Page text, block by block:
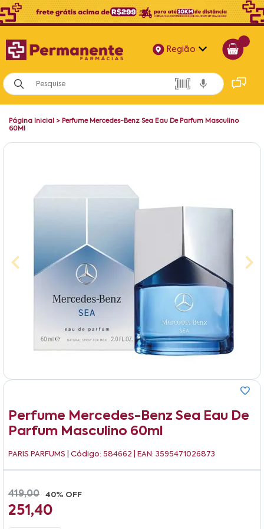
Região
Alagoas
Bahia
Página Inicial > Perfume Mercedes-Benz Sea Eau De Parfum Masculino
60Ml
Perfume Mercedes-Benz Sea Eau De
Parfum Masculino 60ml
PARIS PARFUMS | Código: 584662 | EAN: 3595471026873
419,00 40% OFF
251,40